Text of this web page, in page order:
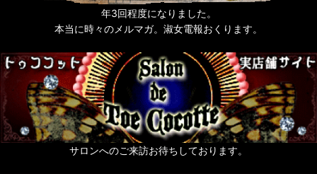
年3回程度になりました。
本当に時々のメルマガ。淑女電報おくります。
サロンへのご来訪お待ちしております。